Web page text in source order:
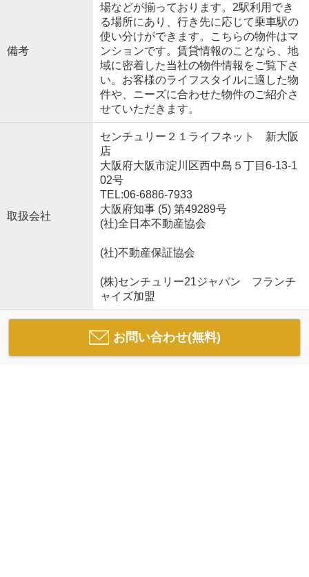
備考
場などが揃っております。2駅利用でき
る場所にあり、行き先に応じて乗車駅の
使い分けができます。こちらの物件はマ
ンションです。賃貸情報のことなら、地
域に密着した当社の物件情報をご覧下さ
い。お客様のライフスタイルに適した物
件や、ニーズに合わせた物件のご紹介さ
せていただきます。
取扱会社
センチュリー２１ライフネット 新大阪
店
大阪府大阪市淀川区西中島５丁目6-13-1
02号
TEL:06-6886-7933
大阪府知事 (5) 第49289号
(社)全日本不動産協会
(社)不動産保証協会
(株)センチュリー21ジャパン フランチ
ャイズ加盟
お問い合わせ(無料)